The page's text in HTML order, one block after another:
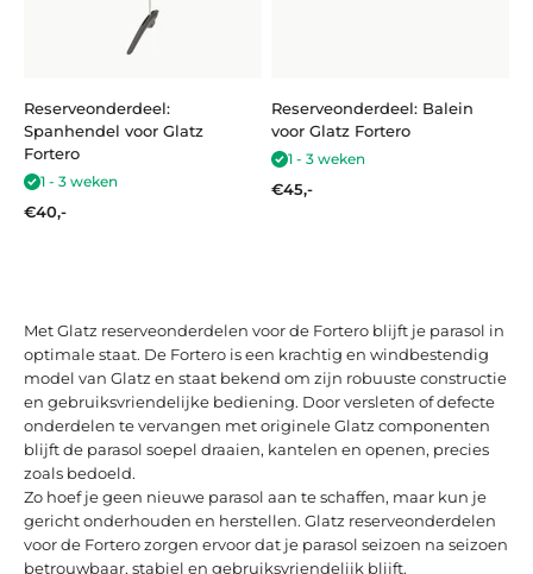
Reserveonderdeel:
Spanhendel voor Glatz
Fortero
1 - 3 weken
Aanbiedingsprijs
€40,-
Reserveonderdeel: Balein
voor Glatz Fortero
1 - 3 weken
Aanbiedingsprijs
€45,-
Met Glatz reserveonderdelen voor de Fortero blijft je parasol in
optimale staat. De Fortero is een krachtig en windbestendig
model van Glatz en staat bekend om zijn robuuste constructie
en gebruiksvriendelijke bediening. Door versleten of defecte
onderdelen te vervangen met originele Glatz componenten
blijft de parasol soepel draaien, kantelen en openen, precies
zoals bedoeld.
Zo hoef je geen nieuwe parasol aan te schaffen, maar kun je
gericht onderhouden en herstellen. Glatz reserveonderdelen
voor de Fortero zorgen ervoor dat je parasol seizoen na seizoen
betrouwbaar, stabiel en gebruiksvriendelijk blijft.